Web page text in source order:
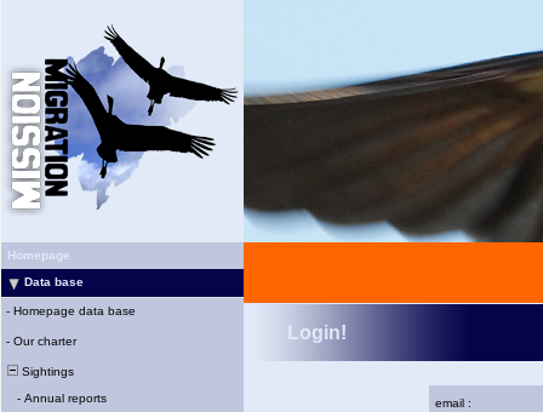
Homepage
Data base
- Homepage data base
- Our charter
Sightings
- Annual reports
Login!
email :